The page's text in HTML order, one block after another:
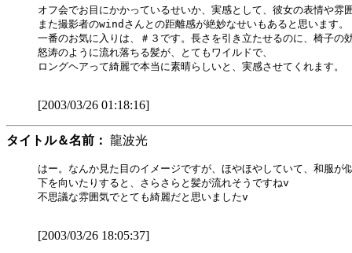
オフ会でお目にかかっているせいか、実感として、彼女の表情や雰
また撮影者のwindさんとの距離感が絶妙なせいもあると思います。
一番のお気に入りは、＃３です。長さを引き立たせるのに、椅子の
怒涛のように流れ落ちる髪が、とてもワイルドで、
ロングヘアって綺麗で本当に素晴らしいと、実感させてくれます。
[2003/03/26 01:18:16]
タイトル＆名前： 龍波光
はー。なんか見た目のイメージですが、ほやほやしていて、和服が
下を向いたりすると、さらさらと髪が流れそうですねv
不思議な雰囲気でとても綺麗だと思いましたv
[2003/03/26 18:05:37]